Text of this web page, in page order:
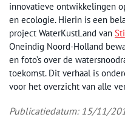
innovatieve ontwikkelingen
en ecologie. Hierin is een
project WaterKustLand van
Oneindig Noord-Holland
en foto’s over de
toekomst. Dit verhaal is
voor het overzicht van alle
Publicatiedatum: 15/11/